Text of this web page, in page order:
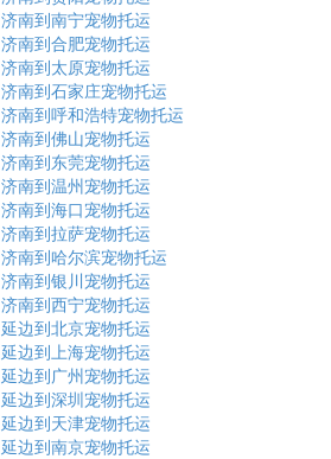
济南到南宁宠物托运
济南到合肥宠物托运
济南到太原宠物托运
济南到石家庄宠物托运
济南到呼和浩特宠物托运
济南到佛山宠物托运
济南到东莞宠物托运
济南到温州宠物托运
济南到海口宠物托运
济南到拉萨宠物托运
济南到哈尔滨宠物托运
济南到银川宠物托运
济南到西宁宠物托运
延边到北京宠物托运
延边到上海宠物托运
延边到广州宠物托运
延边到深圳宠物托运
延边到天津宠物托运
延边到南京宠物托运